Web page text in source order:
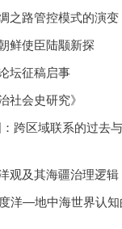
之路管控模式的演变
鲜使臣陆颙新探
坛征稿启事
社会史研究》
跨区域联系的过去
观及其海疆治理逻辑
洋—地中海世界认